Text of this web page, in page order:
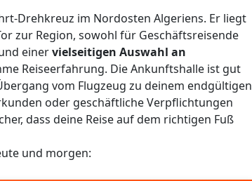
Drehkreuz im Nordosten Algeriens. Er liegt
zur Region, sowohl für Geschäftsreisende
einervielseitigen Auswahl an
Reiseerfahrung. Die Ankunftshalle ist gut
vom Flugzeug zu deinem endgültigen
oder geschäftliche Verpflichtungen
dass deine Reise auf dem richtigen Fuß
und morgen: